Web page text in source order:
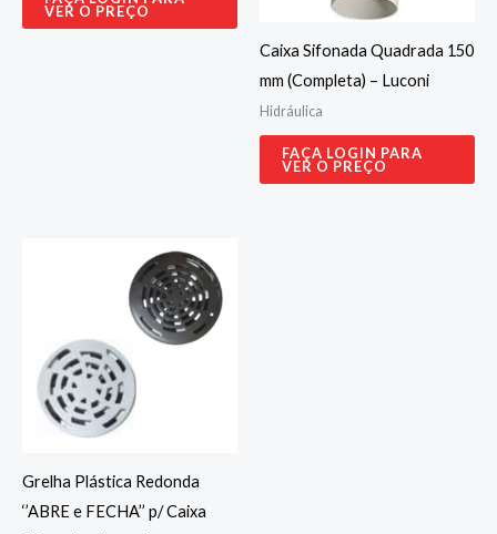
VER O PREÇO
Caixa Sifonada Quadrada 150
mm (Completa) – Luconi
Hidráulica
FAÇA LOGIN PARA
VER O PREÇO
Grelha Plástica Redonda
‘’ABRE e FECHA’’ p/ Caixa